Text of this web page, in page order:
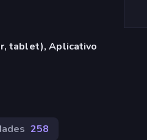
tablet), Aplicativo
258